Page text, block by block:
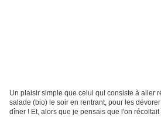
Un plaisir simple que celui qui consiste à aller
salade (bio) le soir en rentrant, pour les
dîner ! Et, alors que je pensais que l'on récoltait